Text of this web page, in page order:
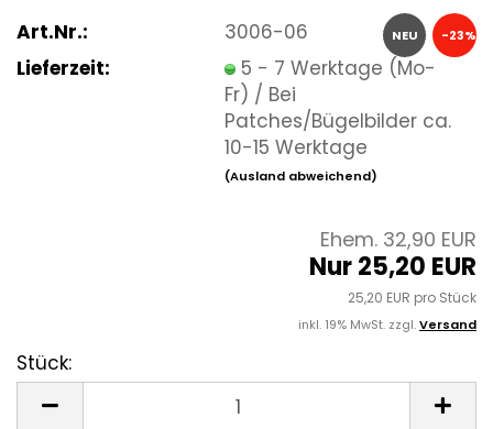
NEU -23%
Art.Nr.:
3006-06
Lieferzeit:
5 - 7 Werktage (Mo-
Fr) / Bei
Patches/Bügelbilder ca.
10-15 Werktage
(Ausland abweichend)
Ehem. 32,90 EUR
Nur 25,20 EUR
25,20 EUR pro Stück
inkl. 19% MwSt. zzgl.Versand
Stück: